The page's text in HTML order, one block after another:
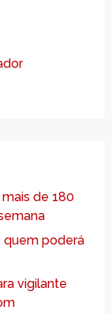
de 180
quem poderá
vigilante